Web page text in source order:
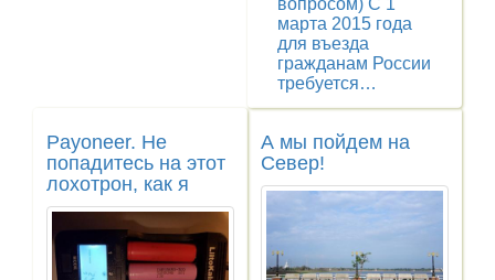
вопросом) С 1
марта 2015 года
для въезда
гражданам России
требуется…
Payoneer. Не
попадитесь на этот
лохотрон, как я
А мы пойдем на
Север!